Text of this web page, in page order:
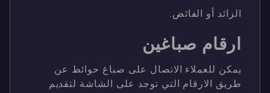
الزائد أو الفائض.
ارقام صباغين
يمكن للعملاء الاتصال على صباغ حوائط عن
طريق الارقام التي توجد على الشاشة لتقديم